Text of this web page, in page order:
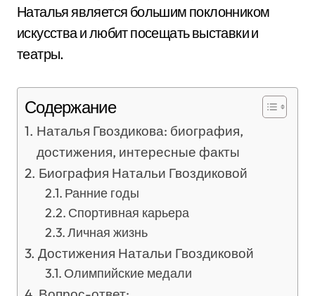
Наталья является большим поклонником
искусства и любит посещать выставки и
театры.
Содержание
Наталья Гвоздикова: биография,
достижения, интересные факты
Биография Натальи Гвоздиковой
Ранние годы
Спортивная карьера
Личная жизнь
Достижения Натальи Гвоздиковой
Олимпийские медали